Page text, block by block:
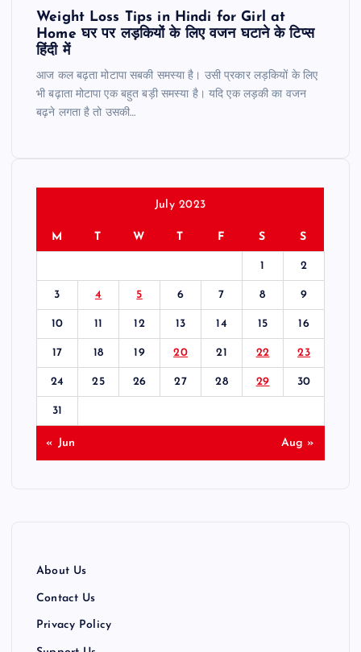
Weight Loss Tips in Hindi for Girl at
Home घर पर लड़कियों के लिए वजन घटाने के टिप्स
हिंदी में
आज कल बढ़ता मोटापा सबकी समस्या है। उसी प्रकार लड़कियों के लिए
भी बढ़ाता मोटापा एक बहुत बड़ी समस्या है। यदि एक लड़की का वजन
बढ़ने लगता है तो उसकी…
July 2023
M T W T F S S
1 2
3 4 5 6 7 8 9
10 11 12 13 14 15 16
17 18 19 20 21 22 23
24 25 26 27 28 29 30
31
« Jun Aug »
About Us
Contact Us
Privacy Policy